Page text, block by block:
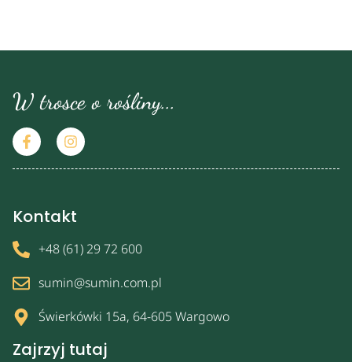
W trosce o rośliny...
Zajrzyj tutaj
Kontakt
+48 (61) 29 72 600
sumin@sumin.com.pl
Świerkówki 15a, 64-605 Wargowo